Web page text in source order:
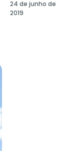
24 de junho de
2019